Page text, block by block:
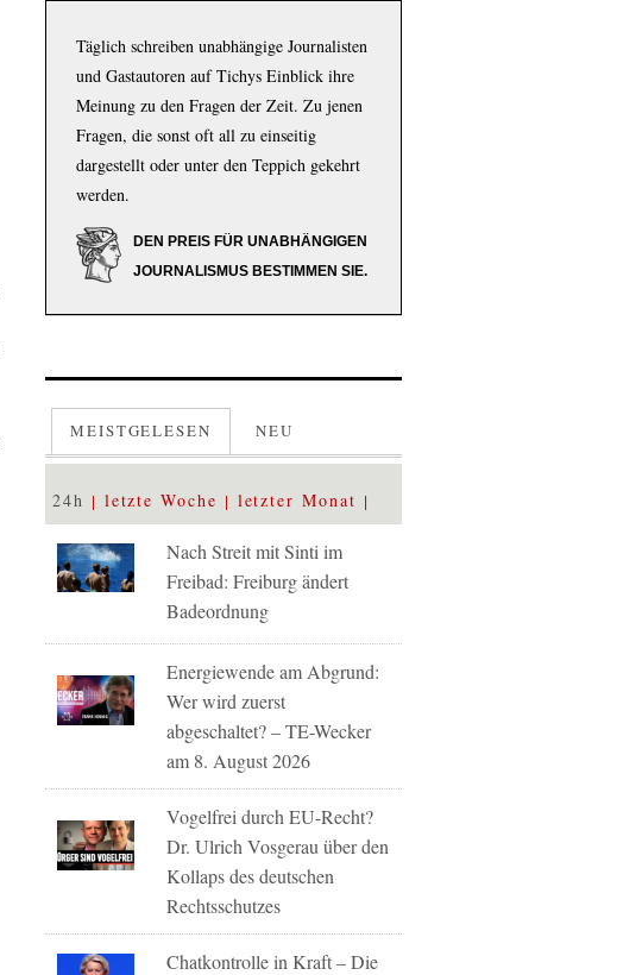
Täglich schreiben unabhängige Journalisten
und Gastautoren auf Tichys Einblick ihre
Meinung zu den Fragen der Zeit. Zu jenen
Fragen, die sonst oft all zu einseitig
dargestellt oder unter den Teppich gekehrt
werden.
DEN PREIS FÜR UNABHÄNGIGEN
JOURNALISMUS BESTIMMEN SIE.
MEISTGELESEN NEU
24h letzte Woche letzter Monat
Nach Streit mit Sinti im
Freibad: Freiburg ändert
Badeordnung
Energiewende am Abgrund:
Wer wird zuerst
abgeschaltet? – TE-Wecker
am 8. August 2026
Vogelfrei durch EU-Recht?
Dr. Ulrich Vosgerau über den
Kollaps des deutschen
Rechtsschutzes
Chatkontrolle in Kraft – Die